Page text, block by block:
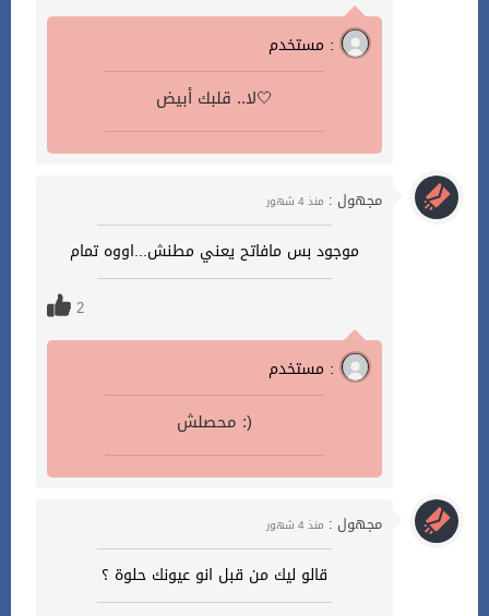
مستخدم :
لا.. قلبك أبيض🤍
مجهول : منذ 4 شهور
موجود بس مافاتح يعني مطنش...اووه تمام
2
مستخدم :
محصلش :)
مجهول : منذ 4 شهور
قالو ليك من قبل انو عيونك حلوة ؟